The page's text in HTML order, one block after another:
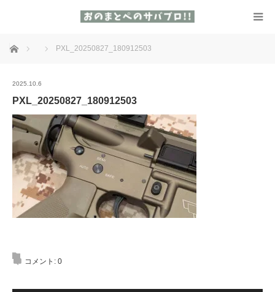
ホーム PXL_20250827_180912503
2025.10.6
PXL_20250827_180912503
コメント: 0